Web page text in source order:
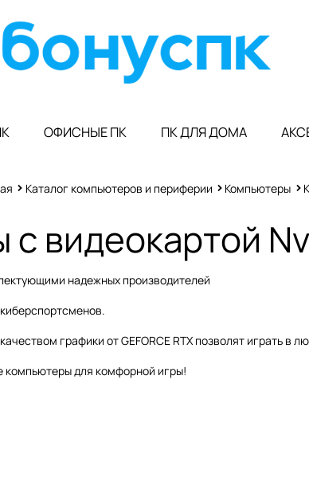
ОФИСНЫЕ ПК ПК ДЛЯ ДОМА
Каталог компьютеров и периферии Компьютеры
видеокартой
надежных производителей
графики от GEFORCE RTX позволят играть в
компьютеры для комфорной игры!